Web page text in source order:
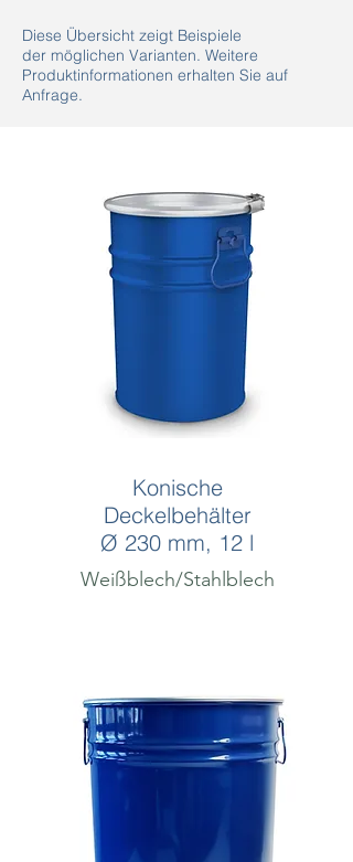
Diese Übersicht zeigt Beispiele
der möglichen Varianten. Weitere
Produktinformationen erhalten Sie auf
Anfrage.
Konische
Deckelbehälter
Ø 230 mm, 12 l
Weißblech/Stahlblech